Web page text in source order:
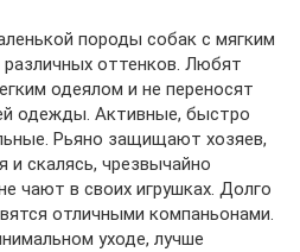
породы собак с мягким
оттенков. Любят
одеялом и не переносят
одежды. Активные, быстро
Рьяно защищают хозяев,
и скалясь, чрезвычайно
чают в своих игрушках. Долго
отличными компаньонами.
уходе, лучше